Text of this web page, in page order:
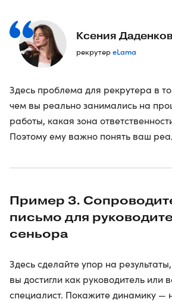
Ксения
рекрутерeLama
Здесь проблема для рекрутера в
чем вы реально занимались на
работы, какая зона
Поэтому ему важно понять ваш
Пример 3.
письмо для
сеньора
Здесь сделайте упор на
вы достигли как руководитель или
специалист. Покажите динамику —